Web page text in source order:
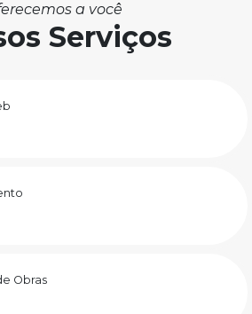
a você
Serviços
Obras